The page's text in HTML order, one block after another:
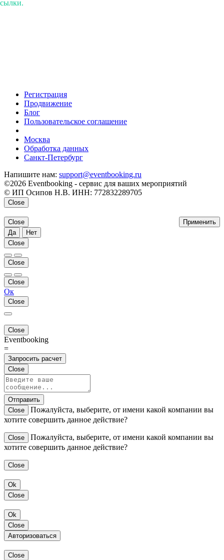
Регистрация
Продвижение
Блог
Пользовательское соглашение
Москва
Обработка данных
Санкт-Петербург
Напишите нам: support@eventbooking.ru
©2026 Eventbooking - сервис для ваших мероприятий
© ИП Осипов Н.В. ИНН: 772832289705
Close
Применить
Close
Да
Нет
Close
Close
Close
Ок
Close
Close
Eventbooking
=
Запросить расчет
Close
Отправить
Close
Пожалуйста, выберите, от имени какой компании вы
хотите совершить данное действие?
Close
Пожалуйста, выберите, от имени какой компании вы
хотите совершить данное действие?
Close
Ok
Close
Ok
Close
Авторизоваться
Close